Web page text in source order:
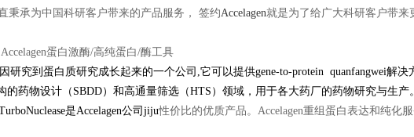
秉承为中国科研客户带来的产品服务， 签约Accelagen就是为了给广大科研客户带
Accelagen蛋白激酶/高纯蛋白/酶工具
研究到 蛋白质研究成长起来的一个公司,它可以提供gene-to-protein quanfangwei解决
药物设计（SBDD）和高通量筛选（HTS）领域，用于各大药厂的药物研究与生产
是Accelagen公司jiju性价比的优质产品。Accelagen重组蛋白表达和纯化